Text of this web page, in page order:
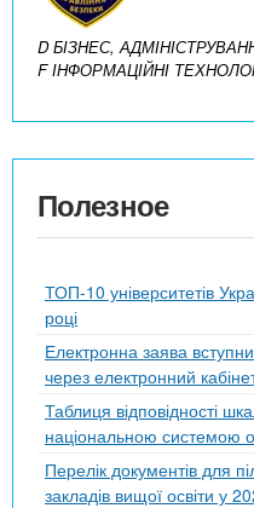
D БІЗНЕС,
F ІНФОРМАЦІЙНІ
Полезное
ТОП-10 університетів
році
Електронна заява
через електронний
Таблиця відповідності
національною системою
Перелік документів для
закладів вищої освіти у